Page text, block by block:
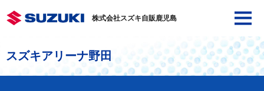
株式会社スズキ自販鹿児島
スズキアリーナ野田